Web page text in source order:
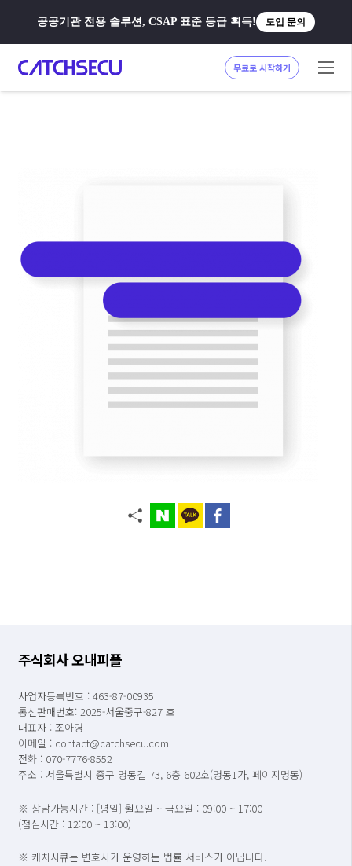
공공기관 전용 솔루션, CSAP 표준 등급 획득! 도입 문의
무료로 시작하기
주식회사 오내피플
사업자등록번호 : 463-87-00935
통신판매번호: 2025-서울중구-827 호
대표자 : 조아영
이메일 : contact@catchsecu.com
전화 : 070-7776-8552
주소 : 서울특별시 중구 명동길 73, 6층 602호(명동1가, 페이지명동)
※ 상담가능시간 : [평일] 월요일 ~ 금요일 : 09:00 ~ 17:00
(점심시간 : 12:00 ~ 13:00)
※ 캐치시큐는 변호사가 운영하는 법률 서비스가 아닙니다.